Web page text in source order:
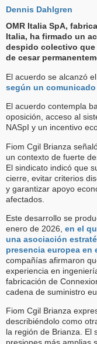
Dennis Dahlgren
OMR Italia SpA,
Italia, ha firmado un
despido colectivo que
de cesar
El acuerdo se alcanzó
según un
El acuerdo contempla
oposición, acceso al
NASpI y un incentivo
Fiom Cgil Brianza
un contexto de fuerte
El sindicato indicó que
cierre, evitar criterios
y garantizar apoyo
afectados.
Este desarrollo se
enero de 2026, en el
una asociación
presencia europea en
compañías afirmaron
experiencia en
fabricación de
cadena de suministro
Fiom Cgil Brianza
describiéndolo como
la región de Brianza. El